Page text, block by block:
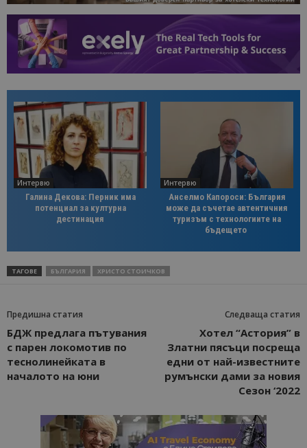
Интервю
Галина Декова: Перник има
потенциал за културна
дестинация
Интервю
Анселмо Капороси: България
може да съчетае автентичния
туризъм с технологиите на
бъдещето
ТАГОВЕ БЪЛГАРИЯ ХРИСТО СТОИЧКОВ
Предишна статия
БДЖ предлага пътувания
с парен локомотив по
теснолинейката в
началото на юни
Следваща статия
Хотел “Астория” в
Златни пясъци посреща
едни от най-известните
румънски дами за новия
Сезон ‘2022